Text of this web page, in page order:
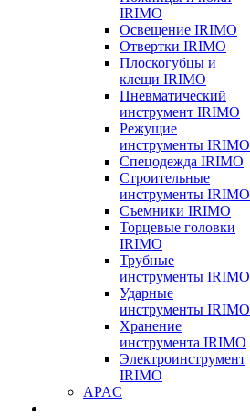
IRIMO
Освещение IRIMO
Отвертки IRIMO
Плоскогубцы и
клещи IRIMO
Пневматический
инструмент IRIMO
Режущие
инструменты IRIMO
Спецодежда IRIMO
Строительные
инструменты IRIMO
Съемники IRIMO
Торцевые головки
IRIMO
Трубные
инструменты IRIMO
Ударные
инструменты IRIMO
Хранение
инструмента IRIMO
Электроинструмент
IRIMO
APAC